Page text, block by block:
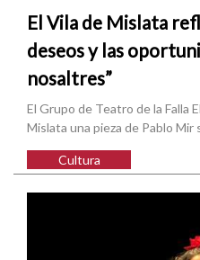
El Vila de Mislata
deseos y las
nosaltres”
El Grupo de Teatro de la Falla
Mislata una pieza de Pablo Mir
Cultura